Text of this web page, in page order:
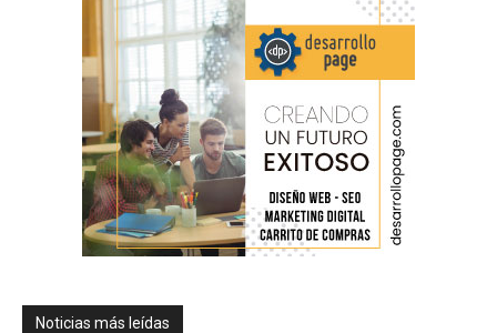
Noticias más leídas